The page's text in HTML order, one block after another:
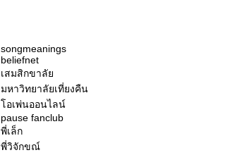
ดูเหมือนจะเป็นฝันดี .. โอม กัม กะนะปัตตะเย นะมาฮา
พักยก ขอบ่นแป๊บ
สวัสดีคนปลูกฝัน
หนังสั้น/หนังเต้น WITH NO THEATRE (unofficial mv
LINKIN PARK - Iridescent)
หนังสั้น/หนังเต้น THE COFFEE MEMORY .. Dying :
Maximilian Hecker
เหงา
songmeanings
beliefnet
เสมสิกขาลัย
มหาวิทยาลัยเที่ยงคืน
โอเพ่นออนไลน์
pause fanclub
พี่เล็ก
พี่วิจักขณ์